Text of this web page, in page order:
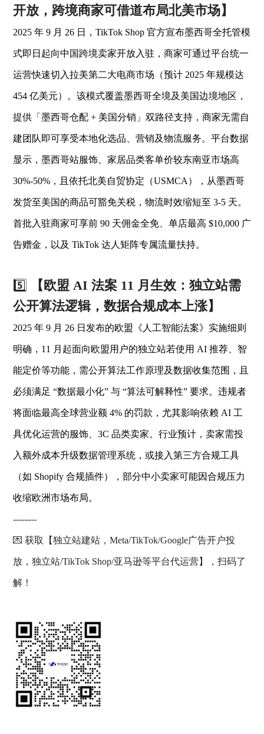
开放，跨境商家可借道布局北美市场】
2025 年 9 月 26 日，TikTok Shop 官方宣布墨西哥全托管模
式即日起向中国跨境卖家开放入驻，商家可通过平台统一
运营快速切入拉美第二大电商市场（预计 2025 年规模达
454 亿美元）。该模式覆盖墨西哥全境及美国边境地区，
提供「墨西哥仓配 + 美国分销」双路径支持，商家无需自
建团队即可享受本地化选品、营销及物流服务。平台数据
显示，墨西哥站服饰、家居品类客单价较东南亚市场高
30%-50%，且依托北美自贸协定（USMCA），从墨西哥
发货至美国的商品可豁免关税，物流时效缩短至 3-5 天。
首批入驻商家可享前 90 天佣金全免、单店最高 $10,000 广
告赠金，以及 TikTok 达人矩阵专属流量扶持。
5️⃣
【欧盟 AI 法案 11 月生效：独立站需
公开算法逻辑，数据合规成本上涨】
2025 年 9 月 26 日发布的欧盟《人工智能法案》实施细则
明确，11 月起面向欧盟用户的独立站若使用 AI 推荐、智
能定价等功能，需公开算法工作原理及数据收集范围，且
必须满足 “数据最小化” 与 “算法可解释性” 要求。违规者
将面临最高全球营业额 4% 的罚款，尤其影响依赖 AI 工
具优化运营的服饰、3C 品类卖家。行业预计，卖家需投
入额外成本升级数据管理系统，或接入第三方合规工具
（如 Shopify 合规插件），部分中小卖家可能因合规压力
收缩欧洲市场布局。
--------
💌 获取【独立站建站，Meta/TikTok/Google广告开户投
放，独立站/TikTok Shop/亚马逊等平台代运营】，扫码了
解！